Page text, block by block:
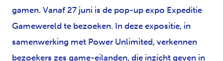
gamen. Vanaf 27 juni is de pop-up expo Expeditie
Gamewereld te bezoeken. In deze expositie, in
samenwerking met Power Unlimited, verkennen
bezoekers zes game-eilanden, die inzicht geven in